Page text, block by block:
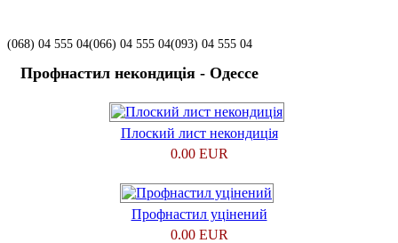
(068) 04 555 04(066) 04 555 04(093) 04 555 04
Профнастил некондиція - Одессе
Плоский лист некондиція
0.00 EUR
Профнастил уцінений
0.00 EUR